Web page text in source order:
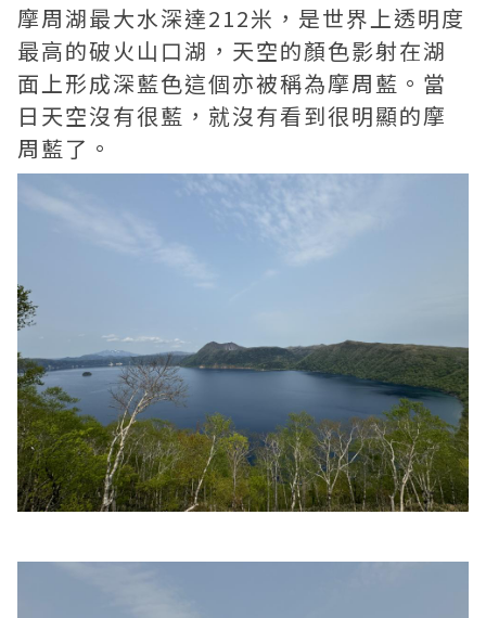
摩周湖最大水深達212米，是世界上透明度
最高的破火山口湖，天空的顏色影射在湖
面上形成深藍色這個亦被稱為摩周藍。當
日天空沒有很藍，就沒有看到很明顯的摩
周藍了。